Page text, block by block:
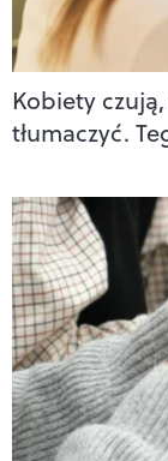
Kobiety
tłumaczyć.